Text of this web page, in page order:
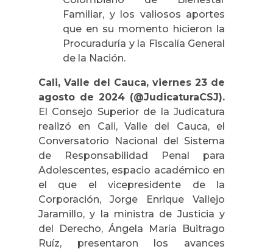
Familiar, y los valiosos aportes
que en su momento hicieron la
Procuraduría y la Fiscalía General
de la Nación.
Cali, Valle del Cauca, viernes 23 de
agosto de 2024 (@JudicaturaCSJ).
El Consejo Superior de la Judicatura
realizó en Cali, Valle del Cauca, el
Conversatorio Nacional del Sistema
de Responsabilidad Penal para
Adolescentes, espacio académico en
el que el vicepresidente de la
Corporación, Jorge Enrique Vallejo
Jaramillo, y la ministra de Justicia y
del Derecho, Ángela María Buitrago
Ruíz, presentaron los avances